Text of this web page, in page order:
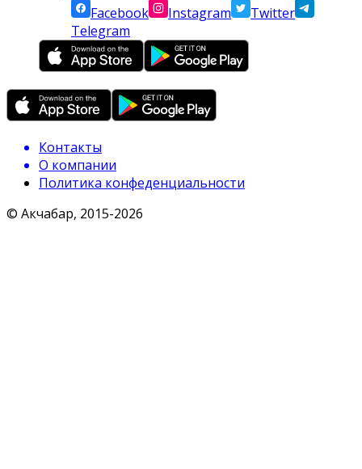
Facebook
Instagram
Twitter
Telegram
Контакты
О компании
Политика конфеденциальности
© Акчабар, 2015-2026